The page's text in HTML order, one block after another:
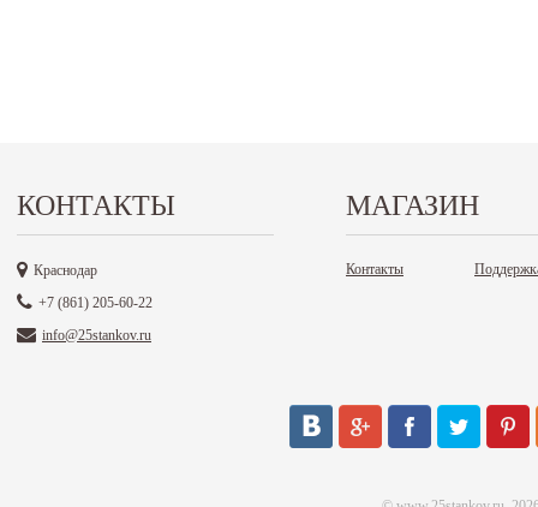
КОНТАКТЫ
Краснодар
+7 (861) 205-60-22
info@25stankov.ru
МАГАЗИН
Контакты